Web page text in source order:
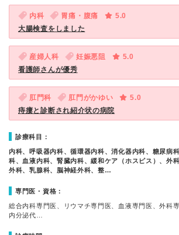
内科 胃痛・腹痛
5.0
大腸検査をしました
産婦人科 妊娠悪阻
5.0
看護師さんが優秀
肛門科 肛門がかゆい
5.0
痔瘻と診断され紹介状の病院
診療科目：
内科、呼吸器内科、循環器内科、消化器内科、糖尿病
科、血液内科、腎臓内科、緩和ケア（ホスピス）、外
外科、乳腺科、脳神経外科、整…
専門医・資格：
総合内科専門医、リウマチ専門医、血液専門医、外科
内分泌代…